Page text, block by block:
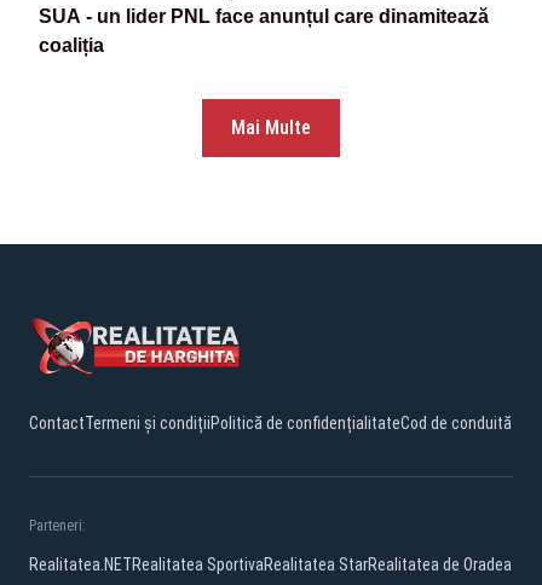
SUA - un lider PNL face anunțul care dinamitează
coaliția
Mai Multe
ContactTermeni și condițiiPolitică de confidențialitateCod de conduită
Parteneri:
Realitatea.NETRealitatea SportivaRealitatea StarRealitatea de Oradea